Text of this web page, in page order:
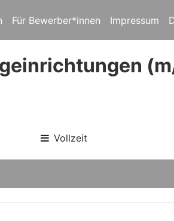
Für Bewerber*innen Impressum
Vollzeit